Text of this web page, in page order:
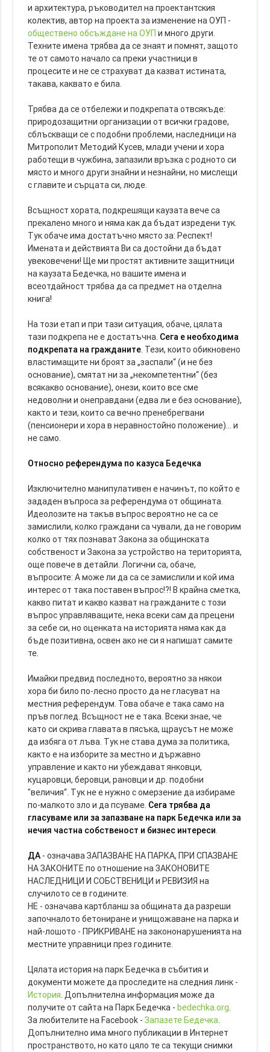
и архитектура, ръководител на проектантския
колектив, автор на проекта за изменение на ОУП -
обществено обсъждане на ОУП и много други.
Техните имена трябва да се знаят и помнят, защото
те от самото начало са преки участници в
процесите и не се страхуват да казват истината,
такава, каквато е била.
Трябва да се отбележи и подкрепата отвсякъде:
природозащитни организации от всички градове,
сблъскващи се с подобни проблеми, наследници на
Митрополит Методий Кусев, млади учени и хора
работещи в чужбина, запазили връзка с родното си
място и много други знайни и незнайни, но мислещи
с главите и сърцата си, люде.
Всъщност хората, подкрешящи каузата вече са
прекалено много и няма как да бъдат изредени тук.
Тук обаче има достатъчно място за: Респект!
Имената и действията Ви са достойни да бъдат
увековечени! Ще ми простят активните защитници
на каузата Бедечка, но вашите имена и
всеотдайност трябва да са предмет на отделна
книга!
На този етап и при тази ситуация, обаче, цялата
тази подкрепа не е достатъчна. Сега е необходима
подкрепата на гражданите. Тези, които обикновено
властимащите ни броят за „заспали“ (и не без
основание), смятат ни за „некомпетентни“ (без
всякакво основание), онези, които все сме
недоволни и онеправдани (едва ли е без основание),
както и тези, които са вечно пренебрегвани
(пенсионери и хора в неравностойно положение)... и
не само.
Относно референдума по казуса Бедечка
Изключително манипулативен е начинът, по който е
зададен въпроса за референдума от общината.
Идеолозите на такъв въпрос вероятно не са се
замислили, колко граждани са чували, да не говорим
колко от тях познават Закона за общинската
собственост и Закона за устройство на територията,
още повече в детайли. Логични са, обаче,
въпросите: А може ли да са се замислили и кой има
интерес от така поставен въпрос!?! В крайна сметка,
какво питат и какво казват на гражданите с този
въпрос управляващите, нека всеки сам да прецени
за себе си, но оценката на историята няма как да
бъде позитивна, освен ако не си я напишат самите
те.
Имайки предвид последното, вероятно за някои
хора би било по-лесно просто да не гласуват на
местния референдум. Това обаче е така само на
пръв поглед. Всъщност не е така. Всеки знае, че
като си скрива главата в пясъка, щраусът не може
да избяга от лъва. Тук не става дума за политика,
както е на изборите за местно и държавно
управление и както ни убеждават янковци,
куцаровци, беровци, рановци и др. подобни
"величия“. Тук не е нужно с омерзение да избираме
по-малкото зло и да псуваме. Сега трябва да
гласуваме или за запазване на парк Бедечка или за
нечия частна собственост и бизнес интереси.
ДА - означава ЗАПАЗВАНЕ НА ПАРКА, ПРИ СПАЗВАНЕ
НА ЗАКОНИТЕ по отношение на ЗАКОНОВИТЕ
НАСЛЕДНИЦИ И СОБСТВЕНИЦИ и РЕВИЗИЯ на
случилото се в годините.
НЕ - означава картбланш за общината да разреши
започналото бетониране и унищожаване на парка и
най-лошото - ПРИКРИВАНЕ на закононарушенията на
местните управници през годините.
Цялата история на парк Бедечка в събития и
документи можете да проследите на следния линк -
История. Допълнителна информация може да
получите от сайта на Парк Бедечка -bedechka.org.
За любителите на Facebook -Запазете Бедечка.
Допълнително има много публикации в Интернет
пространството, но като цяло те са текущи снимки